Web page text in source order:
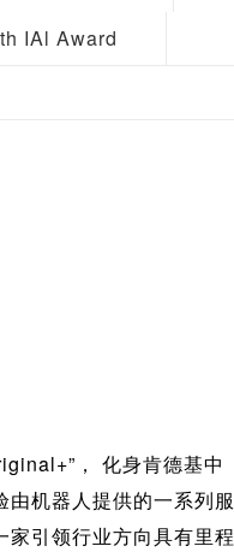
IAl Award
， 化身肯德基中
机器人提供的一系列服
引领行业方向具有里程